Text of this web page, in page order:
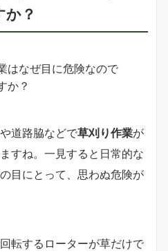
か？
道路脇などで草刈り作業が
すね。一見すると日常的な
目にとって、思わぬ危険が
転するローターが草だけで